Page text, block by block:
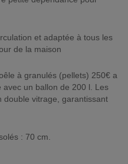
et adaptée à tous les
de la maison
à granulés (pellets) 250€ a
un ballon de 200 l. Les
vitrage, garantissant
: 70 cm.